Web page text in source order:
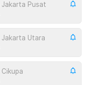
Jakarta Pusat
Jakarta Utara